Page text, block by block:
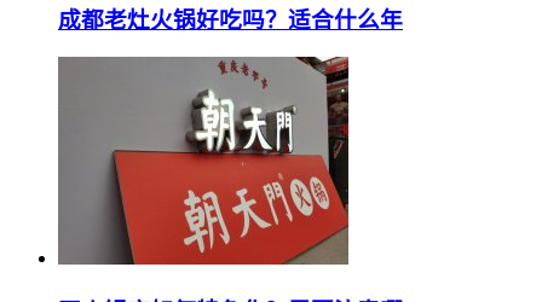
成都老灶火锅好吃吗？适合什么年